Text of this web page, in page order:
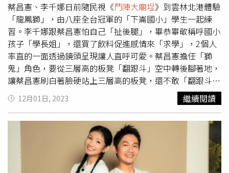
蔡昌憲、李千娜日前隨民視《鬥陣大廟埕》到雲林北港體驗
「龍鳳獅」，由八座全台冠軍的「下崙國小」學生一起練
習。李千娜跟蔡昌憲怕自己「扯後腿」，畢恭畢敬稱呼國小
孩子「學長姐」，還買了飲料促進感情來「求學」，2個人
率直的一面透過鏡頭呈現讓人直呼可愛。蔡昌憲擔任「獅
鬼」角色，要從三層高的板凳「翻跟斗」空中轉後腳著地，
讓蔡昌憲刷白著臉硬站上三層高的板凳，還不敢「翻跟斗」
跳下，只能先嘗試直接跳下感受一下，還希望指導老師吳登
與可不可以二層板凳就好，讓人體驗到學習「龍鳳獅」的不
容易。蔡昌憲硬著頭皮上三層高的板凳。（圖／民視提供）
最後登台前的辛苦練習時，走位不大順利，到武德宮現場後
開始下雨地面溼滑，讓2人不安感遽增，且李千娜遲遲抓不
到鳳的要點，到了武德宮後吳登興老師更是私底下教授千娜
秘訣，終於有點「鳳」的樣子，慢慢展現出柔美的姿態了。
12月01日, 2023 繼續閱讀